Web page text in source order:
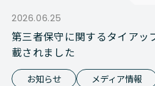
2026.06.25
第三者保守に関するタイアッ
載されました
お知らせ メディア情報